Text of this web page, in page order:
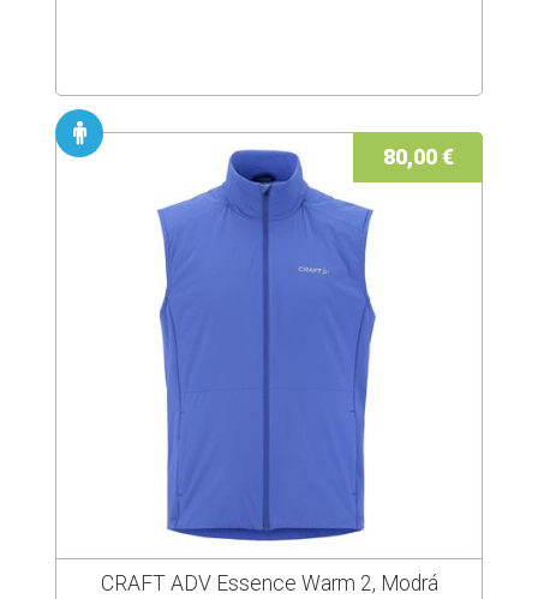
80,00 €
CRAFT ADV Essence Warm 2, Modrá